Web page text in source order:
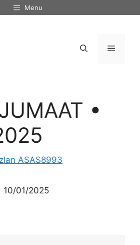
Menu
Menu
•
ASAS8993
10/01/2025